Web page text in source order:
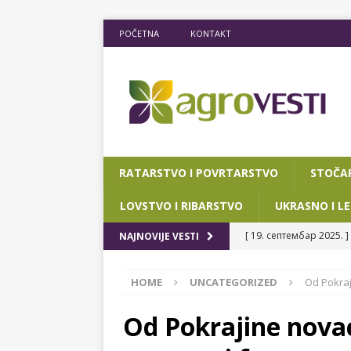
POČETNA KONTAKT
RATARSTVO I POVRTARSTVO
LOVSTVO I RIBARSTVO UKRASNO I
NAJNOVIJE VESTI [ 19. септембар 2025. ]
[ 15. мај 2025. ] JOŠ
[ 12. март 2025. ]
POKRAJINSKOG
HOME UNCATEGORIZED Od
Od Pokrajine